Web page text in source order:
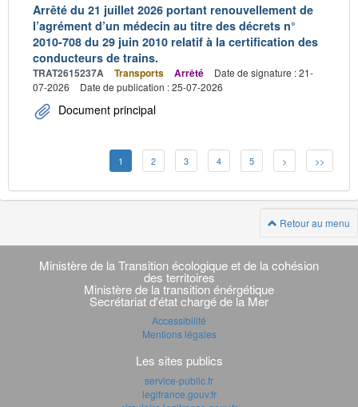
Arrêté du 21 juillet 2026 portant renouvellement de
l’agrément d’un médecin au titre des décrets n°
2010-708 du 29 juin 2010 relatif à la certification des
conducteurs de trains.
TRAT2615237A Transports Arrêté
Date de signature : 21-
07-2026
Date de publication : 25-07-2026
Document principal
1 2 3 4 5 > >>
Retour au menu
Navigation
transverse
Ministère de la Transition écologique et de la cohésion
des territoires
Ministère de la transition énérgétique
Secrétariat d'état chargé de la Mer
Accessibilité
Mentions légales
Les sites publics
service-public.fr
legifrance.gouv.fr